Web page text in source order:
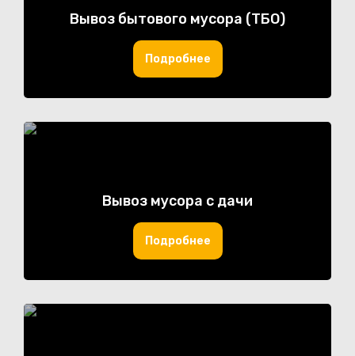
Вывоз бытового мусора (ТБО)
Подробнее
Вывоз мусора с дачи
Подробнее